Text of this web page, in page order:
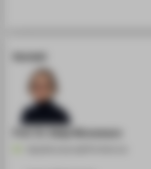
Kontakt
Prof. Dr. Katja Ninnemann
ÜBER DIE HTW BERLIN